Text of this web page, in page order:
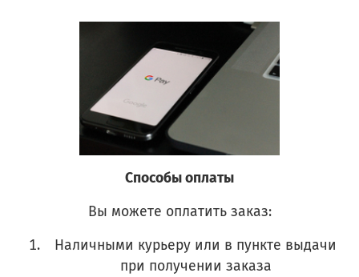
Способы оплаты
Вы можете оплатить заказ:
Наличными курьеру или в пункте выдачи
при получении заказа